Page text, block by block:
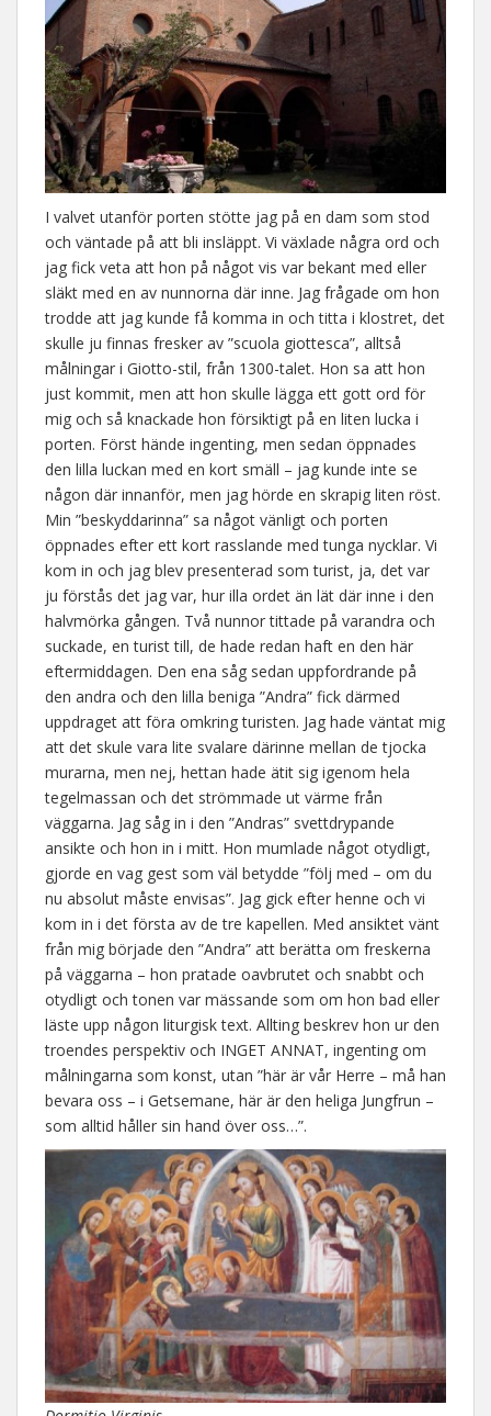
I valvet utanför porten stötte jag på en dam som stod
och väntade på att bli insläppt. Vi växlade några ord och
jag fick veta att hon på något vis var bekant med eller
släkt med en av nunnorna där inne. Jag frågade om hon
trodde att jag kunde få komma in och titta i klostret, det
skulle ju finnas fresker av ”scuola giottesca”, alltså
målningar i Giotto-stil, från 1300-talet. Hon sa att hon
just kommit, men att hon skulle lägga ett gott ord för
mig och så knackade hon försiktigt på en liten lucka i
porten. Först hände ingenting, men sedan öppnades
den lilla luckan med en kort smäll – jag kunde inte se
någon där innanför, men jag hörde en skrapig liten röst.
Min ”beskyddarinna” sa något vänligt och porten
öppnades efter ett kort rasslande med tunga nycklar. Vi
kom in och jag blev presenterad som turist, ja, det var
ju förstås det jag var, hur illa ordet än lät där inne i den
halvmörka gången. Två nunnor tittade på varandra och
suckade, en turist till, de hade redan haft en den här
eftermiddagen. Den ena såg sedan uppfordrande på
den andra och den lilla beniga ”Andra” fick därmed
uppdraget att föra omkring turisten. Jag hade väntat mig
att det skule vara lite svalare därinne mellan de tjocka
murarna, men nej, hettan hade ätit sig igenom hela
tegelmassan och det strömmade ut värme från
väggarna. Jag såg in i den ”Andras” svettdrypande
ansikte och hon in i mitt. Hon mumlade något otydligt,
gjorde en vag gest som väl betydde ”följ med – om du
nu absolut måste envisas”. Jag gick efter henne och vi
kom in i det första av de tre kapellen. Med ansiktet vänt
från mig började den ”Andra” att berätta om freskerna
på väggarna – hon pratade oavbrutet och snabbt och
otydligt och tonen var mässande som om hon bad eller
läste upp någon liturgisk text. Allting beskrev hon ur den
troendes perspektiv och INGET ANNAT, ingenting om
målningarna som konst, utan ”här är vår Herre – må han
bevara oss – i Getsemane, här är den heliga Jungfrun –
som alltid håller sin hand över oss…”.